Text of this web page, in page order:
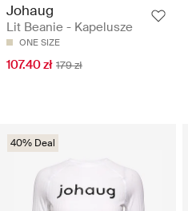
Johaug
Lit Beanie - Kapelusze
ONE SIZE
107.40 zł 179 zł
40% Deal